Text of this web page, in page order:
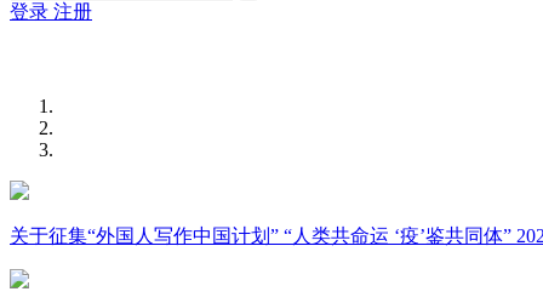
登录 注册
关于征集“外国人写作中国计划” “人类共命运 ‘疫’鉴共同体”